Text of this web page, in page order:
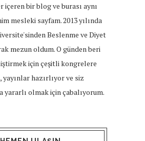
bir blog ve burası aynı
mesleki sayfam. 2013 yılında
Beslenme ve Diyet
mezun oldum. O günden beri
için çeşitli kongrelere
yayınlar hazırlıyor ve siz
yararlı olmak için çabalıyorum.